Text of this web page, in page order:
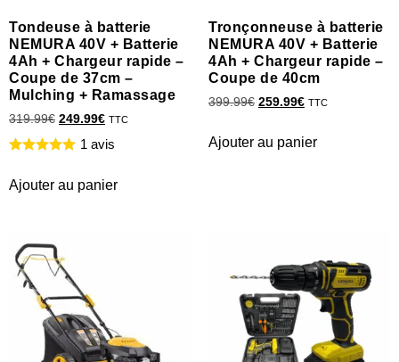
Tondeuse à batterie
NEMURA 40V + Batterie
4Ah + Chargeur rapide –
Coupe de 37cm –
Mulching + Ramassage
319.99€ 249.99€ TTC
1 avis
Ajouter au panier
Tronçonneuse à batterie
NEMURA 40V + Batterie
4Ah + Chargeur rapide –
Coupe de 40cm
399.99€ 259.99€ TTC
Ajouter au panier